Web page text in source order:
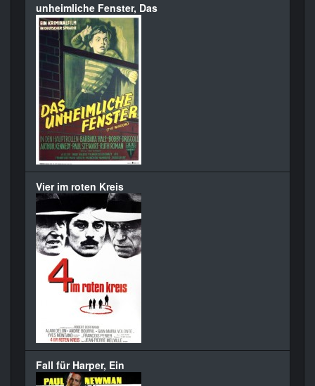
unheimliche Fenster, Das
Vier im roten Kreis
Fall für Harper, Ein